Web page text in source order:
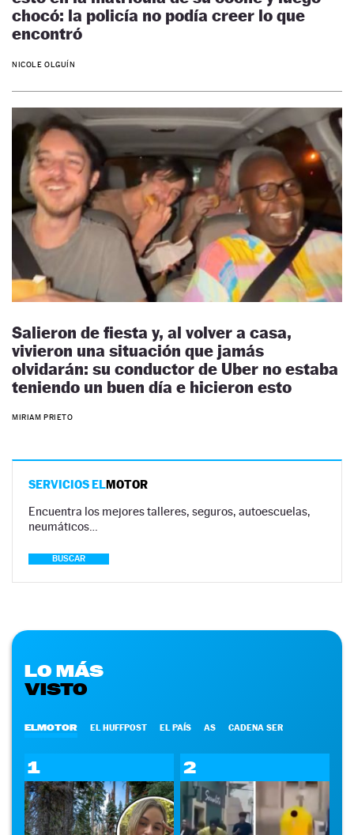
chocó: la policía no podía creer lo que
encontró
NICOLE OLGUÍN
Salieron de fiesta y, al volver a casa,
vivieron una situación que jamás
olvidarán: su conductor de Uber no estaba
teniendo un buen día e hicieron esto
MIRIAM PRIETO
SERVICIOS ELMOTOR
Encuentra los mejores talleres, seguros, autoescuelas,
neumáticos…
BUSCAR
LO MÁS
VISTO
ELMOTOR EL HUFFPOST EL PAÍS AS CADENA SER
1 2